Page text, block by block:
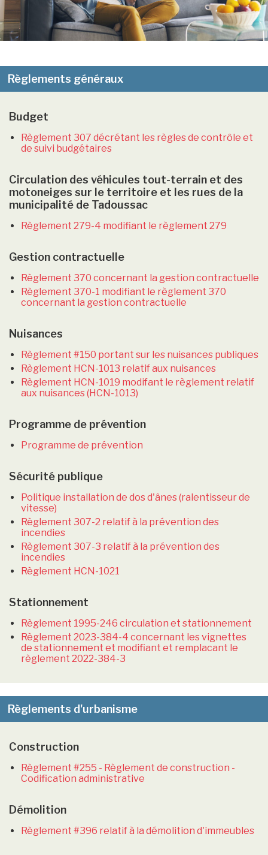
Règlements généraux
Budget
Règlement 307 décrétant les règles de contrôle et
de suivi budgétaires
Circulation des véhicules tout-terrain et des
motoneiges sur le territoire et les rues de la
municipalité de Tadoussac
Règlement 279-4 modifiant le règlement 279
Gestion contractuelle
Règlement 370 concernant la gestion contractuelle
Règlement 370-1 modifiant le règlement 370
concernant la gestion contractuelle
Nuisances
Règlement #150 portant sur les nuisances publiques
Règlement HCN-1013 relatif aux nuisances
Règlement HCN-1019 modifant le règlement relatif
aux nuisances (HCN-1013)
Programme de prévention
Programme de prévention
Sécurité publique
Politique installation de dos d'ânes (ralentisseur de
vitesse)
Règlement 307-2 relatif à la prévention des
incendies
Règlement 307-3 relatif à la prévention des
incendies
Règlement HCN-1021
Stationnement
Règlement 1995-246 circulation et stationnement
Règlement 2023-384-4 concernant les vignettes
de stationnement et modifiant et remplacant le
règlement 2022-384-3
Règlements d'urbanisme
Construction
Règlement #255 - Règlement de construction -
Codification administrative
Démolition
Règlement #396 relatif à la démolition d'immeubles